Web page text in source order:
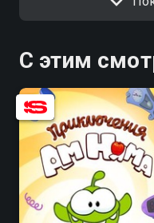
С этим